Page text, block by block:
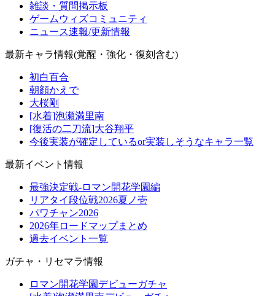
雑談・質問掲示板
ゲームウィズコミュニティ
ニュース速報/更新情報
最新キャラ情報(覚醒・強化・復刻含む)
初白百合
朝顔かえで
大桜剛
[水着]泡瀬満里南
[復活の二刀流]大谷翔平
今後実装が確定しているor実装しそうなキャラ一覧
最新イベント情報
最強決定戦-ロマン開花学園編
リアタイ段位戦2026夏ノ壱
パワチャン2026
2026年ロードマップまとめ
過去イベント一覧
ガチャ・リセマラ情報
ロマン開花学園デビューガチャ